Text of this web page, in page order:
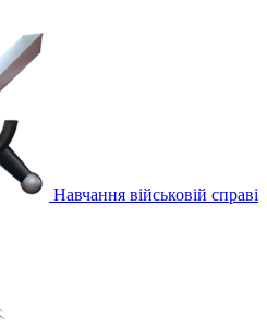
Навчання військовій справі